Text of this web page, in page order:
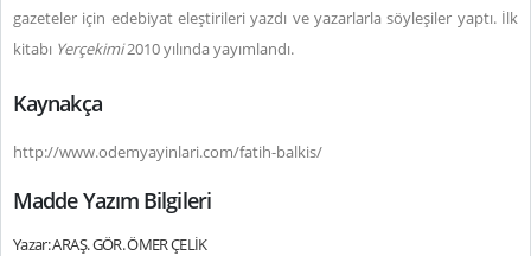
gazeteler için edebiyat eleştirileri yazdı ve yazarlarla söyleşiler yaptı. İlk
kitabı Yerçekimi2010 yılında yayımlandı.
Kaynakça
http://www.odemyayinlari.com/fatih-balkis/
Madde Yazım Bilgileri
Yazar: ARAŞ. GÖR. ÖMER ÇELİK